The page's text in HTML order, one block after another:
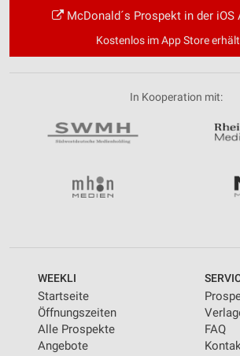
McDonald´s Prospekt in der iOS
Kostenlos im App Store
In Kooperation mit:
WEEKLI
Startseite
Öffnungszeiten
Alle Prospekte
Angebote
FAQ